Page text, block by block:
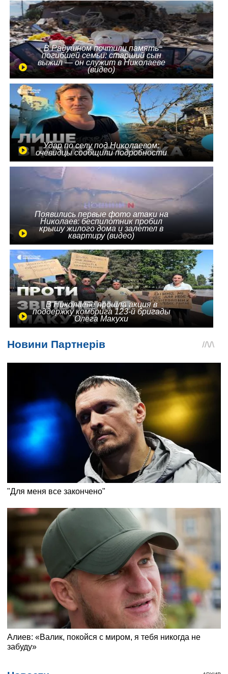
В Радушном почтили память
погибшей семьи: старший сын
выжил — он служит в Николаеве
(видео)
Удар по селу под Николаевом:
очевидцы сообщили подробности
Появились первые фото атаки на
Николаев: беспилотник пробил
крышу жилого дома и залетел в
квартиру (видео)
В Николаеве прошла акция в
поддержку комбрига 123-й бригады
Олега Макухи